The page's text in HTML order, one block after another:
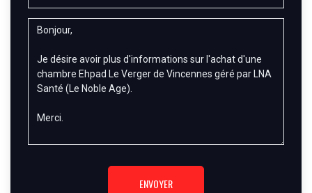
ENVOYER